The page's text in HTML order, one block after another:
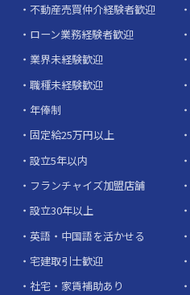
不動産売買仲介経験者歓迎
ローン業務経験者歓迎
業界未経験歓迎
職種未経験歓迎
年俸制
固定給25万円以上
設立5年以内
フランチャイズ加盟店舗
設立30年以上
英語・中国語を活かせる
宅建取引士歓迎
社宅・家賃補助あり